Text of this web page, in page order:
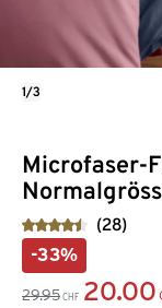
Microfaser-
(28)
-33%
29.95 CHF 20.00
1/3